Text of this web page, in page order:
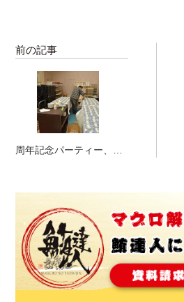
前の記事
周年記念パーティー、大
た！！！